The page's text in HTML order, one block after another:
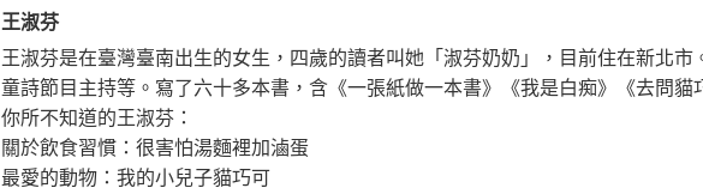
王淑芬
王淑芬是在臺灣臺南出生的女生，四歲的讀者叫她「淑芬奶奶」，目前住在新北
童詩節目主持等。寫了六十多本書，含《一張紙做一本書》《我是白痴》《去問貓
你所不知道的王淑芬：
關於飲食習慣：很害怕湯麵裡加滷蛋
最愛的動物：我的小兒子貓巧可